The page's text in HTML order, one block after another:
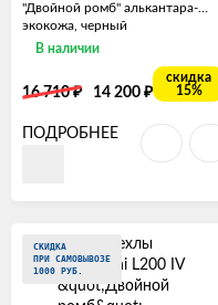
"Двойной ромб" алькантара-
экокожа, черный
В наличии
16 710₽ 14 200 ₽
скидка
15%
ПОДРОБНЕЕ
СКИДКА
ПРИ САМОВЫВОЗЕ
1000 РУБ.